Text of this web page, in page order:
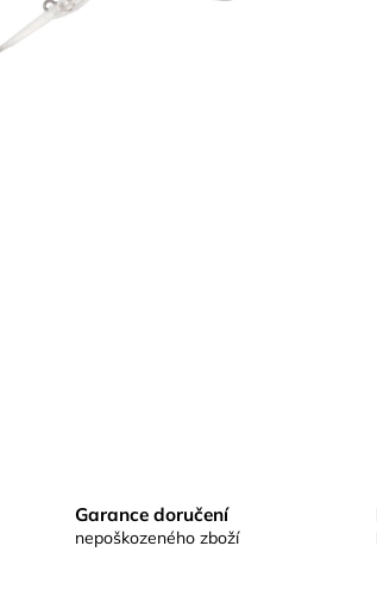
Garance doručení
nepoškozeného zboží